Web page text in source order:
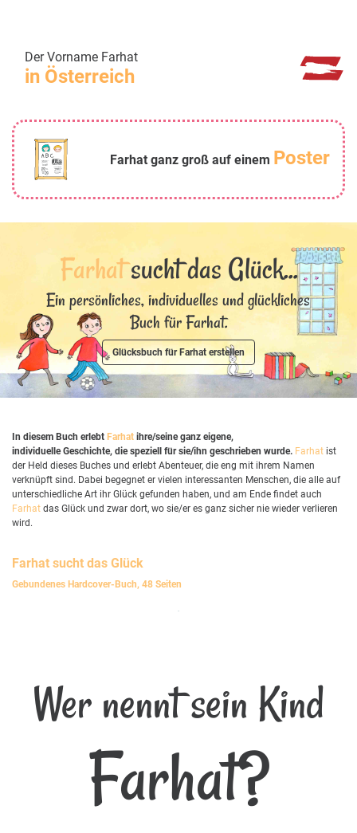
Der Vorname Farhat
in Österreich
Farhat ganz groß auf einem Poster
Farhatsucht das Glück...
Ein persönliches, individuelles und glückliches
Buch für Farhat.
Glücksbuch für Farhat erstellen
In diesem Buch erlebt Farhat ihre/seine ganz eigene,
individuelle Geschichte, die speziell für sie/ihn geschrieben wurde. Farhat ist
der Held dieses Buches und erlebt Abenteuer, die eng mit ihrem Namen
verknüpft sind. Dabei begegnet er vielen interessanten Menschen, die alle auf
unterschiedliche Art ihr Glück gefunden haben, und am Ende findet auch
Farhat das Glück und zwar dort, wo sie/er es ganz sicher nie wieder verlieren
wird.
Farhat sucht das Glück
Gebundenes Hardcover-Buch, 48 Seiten
Wer nennt sein Kind
Farhat?